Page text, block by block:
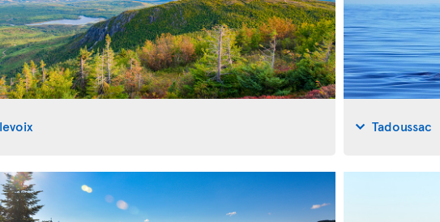
Tadoussac